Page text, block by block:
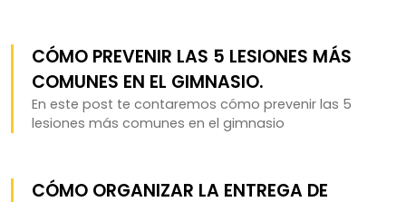
CÓMO PREVENIR LAS 5 LESIONES MÁS
COMUNES EN EL GIMNASIO.
En este post te contaremos cómo prevenir las 5
lesiones más comunes en el gimnasio
CÓMO ORGANIZAR LA ENTREGA DE